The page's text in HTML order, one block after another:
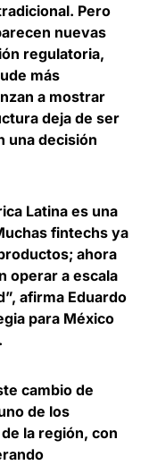
Pero
nuevas
regulatoria,
más
a mostrar
deja de ser
una decisión
Latina es una
fintechs ya
ahora
operar a escala
afirma Eduardo
para México
cambio de
de los
la región, con